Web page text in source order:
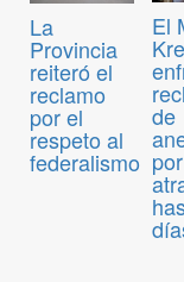
La
Provincia
reiteró el
reclamo
por el
respeto al
federalismo
El
de
por